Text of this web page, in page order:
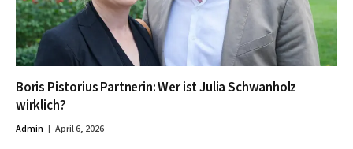
Boris Pistorius Partnerin: Wer ist Julia Schwanholz
wirklich?
Admin April 6, 2026